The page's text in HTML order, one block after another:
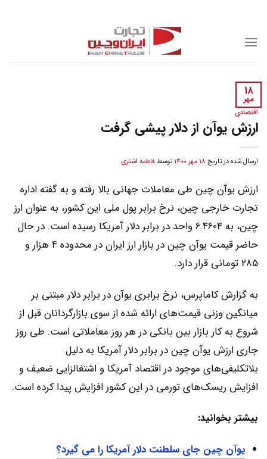
content
18
مهر
اقتصادی
ارزش یوآن از دلار پیشی گرفت
ارسال شده در تاریخ 18 مهر 1400 توسط فاطمه اشتری
ارزش یوآن چین طی معاملات جهانی بالا رفته و به گفته اداره
تجارت خارجی چین، نرخ برابر پول ملی این کشور، به عنوان ارز
چین، به 6.4604 واحد در برابر دلار آمریکا رسیده است. در حال
حاضر قیمت یوآن چین در بازار ارز ایران در محدوده 4 هزار و
285 تومانی قرار دارد.
به گزارش کاماپرس، نرخ برابری یوآن در برابر دلار مبتنی بر
میانگین وزنی قیمت‌های ارائه شده از سوی بازارگردانان قبل از
شروع به کار بازار بین بانکی در هر روز معاملاتی است. طی روز
جاری ارزش یوآن چین در برابر دلار آمریکا به دلیل
بلاتکلیفی‌های موجود در اقتصاد آمریکا و اشتغالزایی ضعیف و
افزایش ریسک‌های تورمی در این کشور افزایش پیدا کرده است.
بیشتر بخوانید:
یوآن چین جای سلطنت دلار آمریکا را می گیرد؟